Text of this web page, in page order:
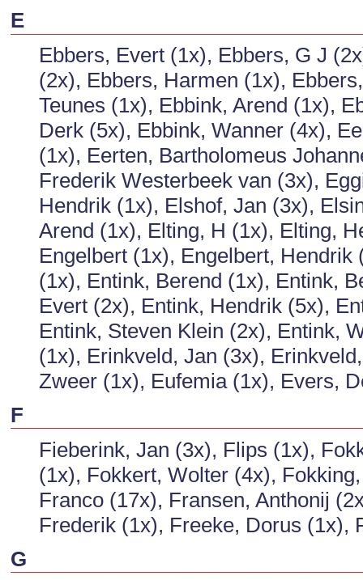
E
Ebbers, Evert (1x), Ebbers, G J
(2x), Ebbers, Harmen (1x),
Teunes (1x), Ebbink, Arend (1x),
Derk (5x), Ebbink, Wanner (4x),
(1x), Eerten, Bartholomeus
Frederik Westerbeek van (3x),
Hendrik (1x), Elshof, Jan (3x),
Arend (1x), Elting, H (1x), Elting,
Engelbert (1x), Engelbert,
(1x), Entink, Berend (1x), Entink,
Evert (2x), Entink, Hendrik (5x),
Entink, Steven Klein (2x), Entink,
(1x), Erinkveld, Jan (3x),
Zweer (1x), Eufemia (1x), Evers,
F
Fieberink, Jan (3x), Flips (1x),
(1x), Fokkert, Wolter (4x),
Franco (17x), Fransen, Anthonij
Frederik (1x), Freeke, Dorus (1x),
G